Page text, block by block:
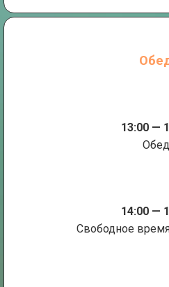
13:00 —
Обед
14:00 —
Свободное